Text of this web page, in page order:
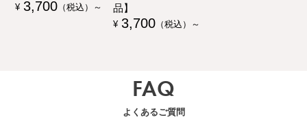
¥ 3,700 （税込）～
品】
¥ 3,700 （税込）～
FAQ
よくあるご質問